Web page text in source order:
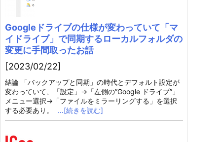
Googleドライブの仕様が変わっていて「マ
イドライブ」で同期するローカルフォルダの
変更に手間取ったお話
[2023/02/22]
結論 「バックアップと同期」の時代とデフォルト設定が
変わっていて、「設定」→「左側の”Google ドライブ”」
メニュー選択→「ファイルをミラーリングする」を選択
する必要あり。
…[続きを読む]